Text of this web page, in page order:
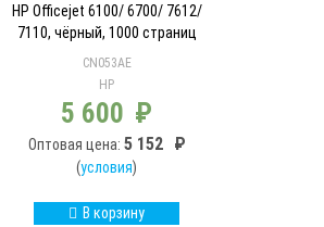
HP Officejet 6100/ 6700/ 7612/
7110, чёрный, 1000 страниц
CN053AE
HP
5 600 ₽
Оптовая цена: 5 152 ₽
(условия)
В корзину